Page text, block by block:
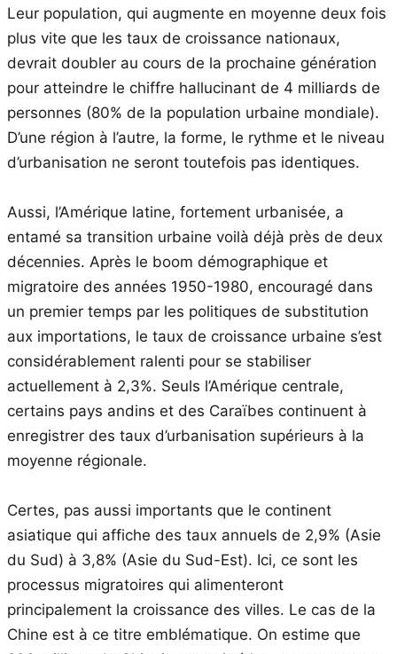
Leur population, qui augmente en moyenne deux fois
plus vite que les taux de croissance nationaux,
devrait doubler au cours de la prochaine génération
pour atteindre le chiffre hallucinant de 4 milliards de
personnes (80% de la population urbaine mondiale).
D’une région à l’autre, la forme, le rythme et le niveau
d’urbanisation ne seront toutefois pas identiques.
Aussi, l’Amérique latine, fortement urbanisée, a
entamé sa transition urbaine voilà déjà près de deux
décennies. Après le boom démographique et
migratoire des années 1950-1980, encouragé dans
un premier temps par les politiques de substitution
aux importations, le taux de croissance urbaine s’est
considérablement ralenti pour se stabiliser
actuellement à 2,3%. Seuls l’Amérique centrale,
certains pays andins et des Caraïbes continuent à
enregistrer des taux d’urbanisation supérieurs à la
moyenne régionale.
Certes, pas aussi importants que le continent
asiatique qui affiche des taux annuels de 2,9% (Asie
du Sud) à 3,8% (Asie du Sud-Est). Ici, ce sont les
processus migratoires qui alimenteront
principalement la croissance des villes. Le cas de la
Chine est à ce titre emblématique. On estime que